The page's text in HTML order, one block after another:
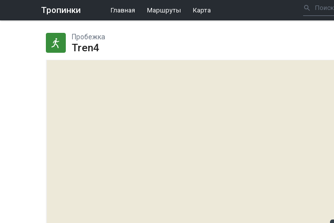
Тропинки Главная Маршруты Карта
Пробежка
Tren4